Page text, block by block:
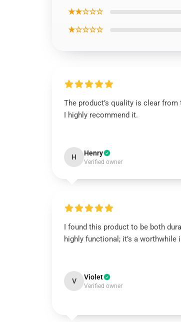
★★☆☆☆
★☆☆☆☆
The product’s quality is clear from
I highly recommend it.
H Henry
Verified owner
I found this product to be both
highly functional; it’s a worthwhile
V Violet
Verified owner